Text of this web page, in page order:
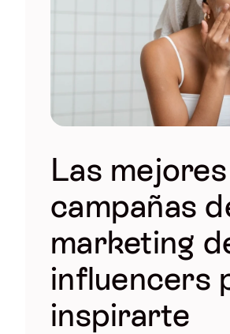
Las mejores
campañas
marketing
influencers
inspirarte